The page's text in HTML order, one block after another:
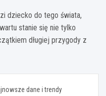
dziecko do tego świata,
stanie się nie tylko
długiej przygody z
dane i trendy